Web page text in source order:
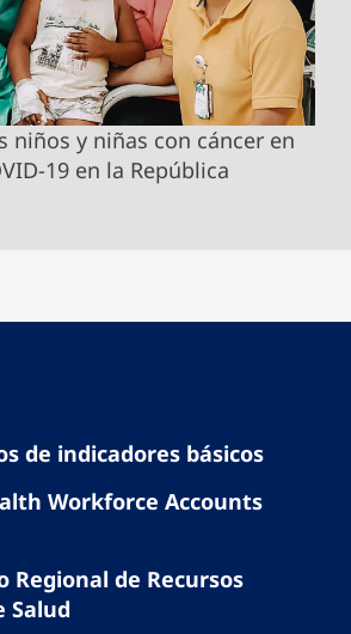
niños y niñas con cáncer en
19 en la República
de indicadores básicos
Workforce Accounts
Regional de Recursos
Salud